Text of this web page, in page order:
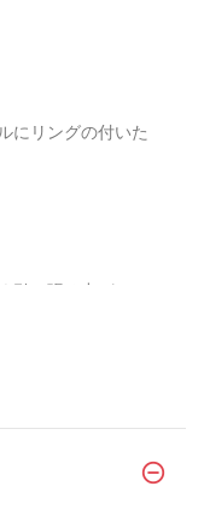
にリングの付いた
引っ張る力がとて